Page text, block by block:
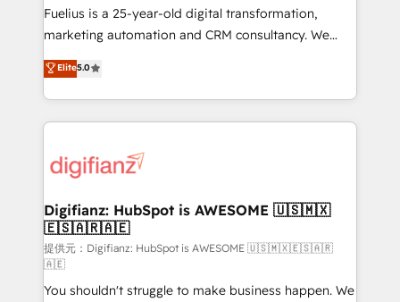
other ones listed in our profile. Our services: -
HubSpot implementation - HubSpot CMS website
is there for you to: - Grow revenue, and run your
business more efficiently - Build stronger
more people - Get the most out of your HubSpot
investment
Fuelius is a 25-year-old digital transformation,
marketing automation and CRM consultancy. We
enable mid-market and enterprise clients to
maximise their return from digital and fuel their
growth. We modernise platforms, streamline
operations that are causing inefficiencies, improve
supercharge revenue operations Key services: • CRM
Transformation / Web Development • RevOps &
Sales Consulting • Marketing Automation What
makes us different? 🚀 Top 0.5% of global HubSpot
agencies ⚙️ The strongest technical ability and
integration capabilities 💼 Consultative, long-term
Elite5.0
Digifianz: HubSpot is AWESOME 🇺🇸🇲🇽
🇪🇸🇦🇷🇦🇪
提供元：Digifianz: HubSpot is AWESOME 🇺🇸🇲🇽🇪🇸🇦🇷
🇦🇪
You shouldn't struggle to make business happen. We